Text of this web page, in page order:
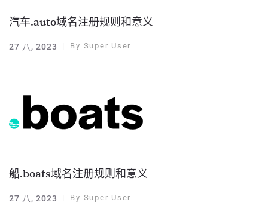
汽车.auto域名注册规则和意义
27 八, 2023 By Super User
船.boats域名注册规则和意义
27 八, 2023 By Super User